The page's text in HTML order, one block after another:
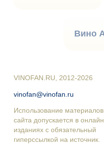
Вино
VINOFAN.RU, 2012-2026
vinofan@vinofan.ru
Использование материалов
сайта допускается в
изданиях с обязательный
гиперссылкой на источник.